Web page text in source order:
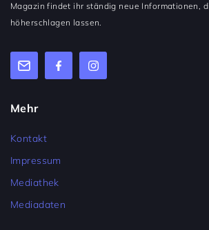
Magazin findet ihr ständig neue Informationen,
höherschlagen lassen.
Mehr
Kontakt
Impressum
Mediathek
Mediadaten